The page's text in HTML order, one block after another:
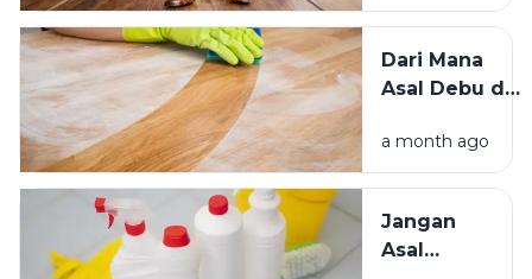
Kecoak,
Hama
Lainnya Ke
Dari Mana
Asal Debu di
Kenali
Penyebab
Mengatasinya
a month ago
Jangan
Asal